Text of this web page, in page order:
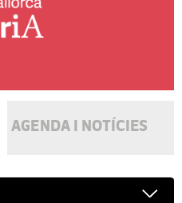
AGENDA I NOTÍCIES